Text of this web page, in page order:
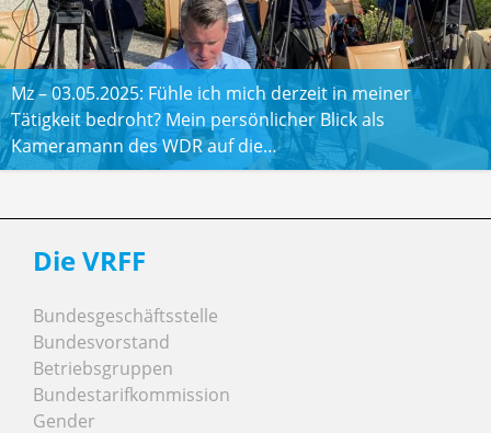
Mz – 03.05.2025: Fühle ich mich derzeit in meiner
Tätigkeit bedroht? Mein persönlicher Blick als
Kameramann des WDR auf die…
Die VRFF
Bundesgeschäftsstelle
Bundesvorstand
Betriebsgruppen
Bundestarifkommission
Gender